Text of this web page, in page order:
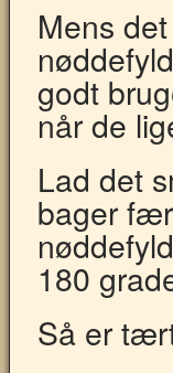
Mens
godt
når de
Lad det
bager
180
Så er